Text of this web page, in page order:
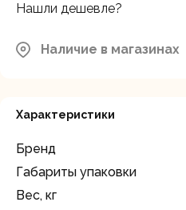
Нашли дешевле?
Наличие в магазинах
Характеристики
Бренд
Габариты упаковки
Вес, кг